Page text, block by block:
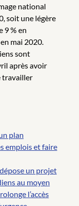
national
soit une légère
9 % en
mai 2020.
sont
après avoir
travailler
plan
emplois et faire
un projet
au moyen
l’accès